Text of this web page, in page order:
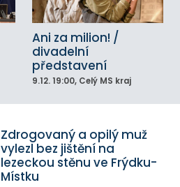
Ani za milion! /
divadelní
představení
9.12. 19:00, Celý MS kraj
Zdrogovaný a opilý muž
vylezl bez jištění na
lezeckou stěnu ve Frýdku-
Místku